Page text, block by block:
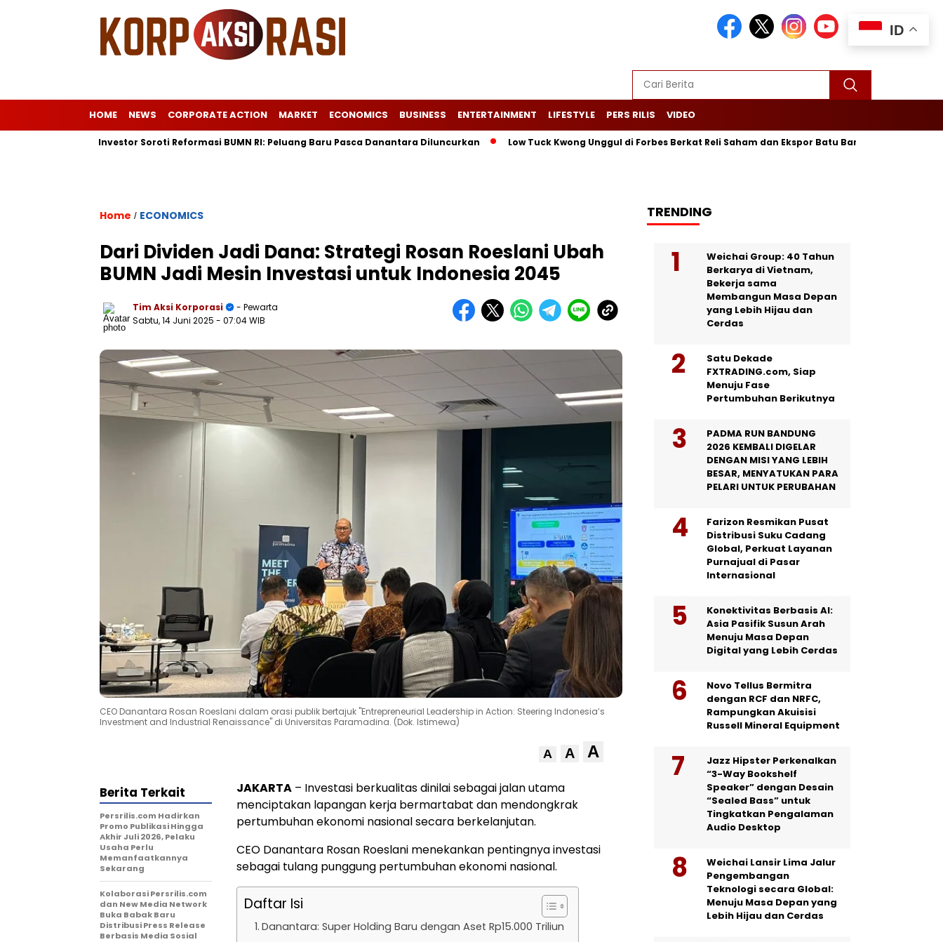
HOME NEWS CORPORATE ACTION MARKET ECONOMICS BUSINESS ENTERTAINMENT LIFESTYLE PERS RILIS VIDEO
Investor Soroti Reformasi BUMN RI: Peluang Baru Pasca Danantara Diluncurkan Low Tuck Kwong Unggul di Forbes Berkat Reli Saham dan Ekspor Batu Bara Purbaya Maju
Home / ECONOMICS
Dari Dividen Jadi Dana: Strategi Rosan Roeslani Ubah
BUMN Jadi Mesin Investasi untuk Indonesia 2045
Tim Aksi Korporasi
- Pewarta
Sabtu, 14 Juni 2025 - 07:04 WIB
CEO Danantara Rosan Roeslani dalam orasi publik bertajuk "Entrepreneurial Leadership in Action: Steering Indonesia’s
Investment and Industrial Renaissance" di Universitas Paramadina. (Dok. Istimewa)
A A A
JAKARTA – Investasi berkualitas dinilai sebagai jalan utama
menciptakan lapangan kerja bermartabat dan mendongkrak
pertumbuhan ekonomi nasional secara berkelanjutan.
CEO Danantara Rosan Roeslani menekankan pentingnya investasi
sebagai tulang punggung pertumbuhan ekonomi nasional.
Daftar Isi
Danantara: Super Holding Baru dengan Aset Rp15.000 Triliun
Berita Terkait
Persrilis.com Hadirkan
Promo Publikasi Hingga
Akhir Juli 2026, Pelaku
Usaha Perlu
Memanfaatkannya
Sekarang
Kolaborasi Persrilis.com
dan New Media Network
Buka Babak Baru
Distribusi Press Release
Berbasis Media Sosial
TRENDING
Weichai Group: 40 Tahun
Berkarya di Vietnam,
Bekerja sama
Membangun Masa Depan
yang Lebih Hijau dan
Cerdas
Satu Dekade
FXTRADING.com, Siap
Menuju Fase
Pertumbuhan Berikutnya
PADMA RUN BANDUNG
2026 KEMBALI DIGELAR
DENGAN MISI YANG LEBIH
BESAR, MENYATUKAN PARA
PELARI UNTUK PERUBAHAN
Farizon Resmikan Pusat
Distribusi Suku Cadang
Global, Perkuat Layanan
Purnajual di Pasar
Internasional
Konektivitas Berbasis AI:
Asia Pasifik Susun Arah
Menuju Masa Depan
Digital yang Lebih Cerdas
Novo Tellus Bermitra
dengan RCF dan NRFC,
Rampungkan Akuisisi
Russell Mineral Equipment
Jazz Hipster Perkenalkan
“3-Way Bookshelf
Speaker” dengan Desain
“Sealed Bass” untuk
Tingkatkan Pengalaman
Audio Desktop
Weichai Lansir Lima Jalur
Pengembangan
Teknologi secara Global:
Menuju Masa Depan yang
Lebih Hijau dan Cerdas
ID